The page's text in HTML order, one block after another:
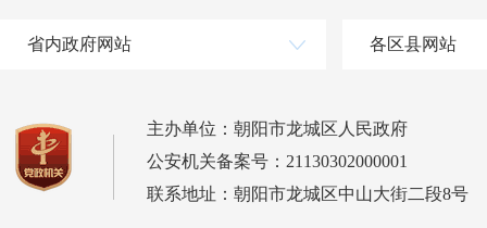
省内政府网站 各区县网站
主办单位：朝阳市龙城区人民政府
公安机关备案号：21130302000001
联系地址：朝阳市龙城区中山大街二段8号